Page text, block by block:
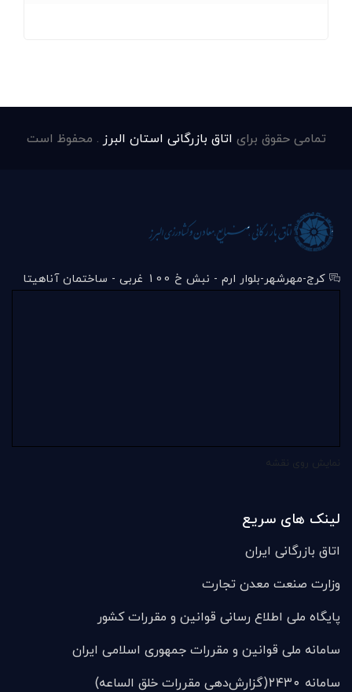
تمامی حقوق برای اتاق بازرگانی استان البرز . محفوظ است
کرج-مهرشهر-بلوار ارم - نبش خ 100 غربی - ساختمان آناهیتا
لینک های سریع
اتاق بازرگانی ایران
وزارت صنعت معدن تجارت
پایگاه ملی اطلاع رسانی قوانین و مقررات کشور
سامانه ملی قوانين و مقررات جمهوری اسلامی ایران
سامانه ۲۴۳۰(گزارش‌دهی مقررات خلق الساعه)